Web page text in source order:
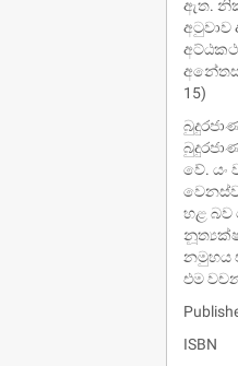
ඇත.
15)
වේ.
හළ බව
නමුහය
එම
ISBN :